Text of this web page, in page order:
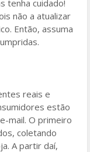
tenha cuidado!
não a atualizar
Então, assuma
reais e
estão
mail. O primeiro
coletando
A partir daí,